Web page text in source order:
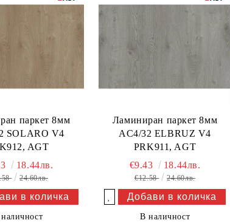
паркет 8мм
SOLARO V4
AGT
18.44лв.
24.60лв.
Ламиниран паркет 8мм
AC4/32 ELBRUZ V4
PRK911, AGT
€9.43 18.44лв.
€12.58 24.60лв.
В наличност